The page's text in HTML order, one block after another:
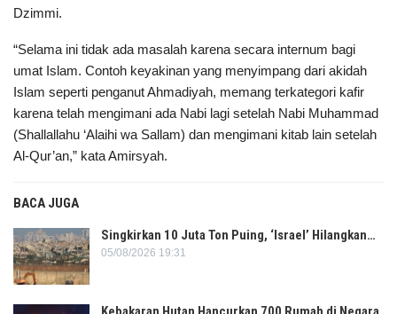
Dzimmi.
“Selama ini tidak ada masalah karena secara internum bagi
umat Islam. Contoh keyakinan yang menyimpang dari akidah
Islam seperti penganut Ahmadiyah, memang terkategori kafir
karena telah mengimani ada Nabi lagi setelah Nabi Muhammad
(Shallallahu ‘Alaihi wa Sallam) dan mengimani kitab lain setelah
Al-Qur’an,” kata Amirsyah.
BACA JUGA
Singkirkan 10 Juta Ton Puing, ‘Israel’ Hilangkan…
05/08/2026 19:31